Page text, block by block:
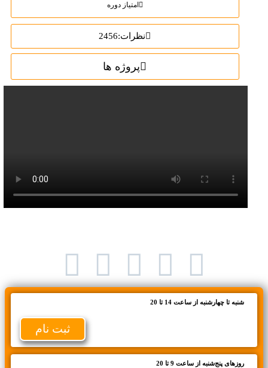
امتیاز دوره
نظرات:2456
پروژه ها
شنبه تا چهارشنبه از ساعت 14 تا 20
ثبت نام
روزهای پنج‌شنبه از ساعت 9 تا 20